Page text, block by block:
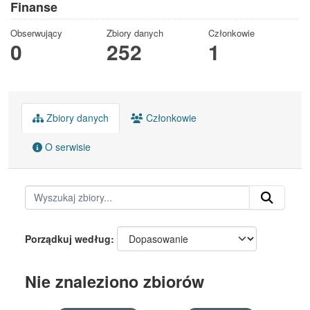
Finanse
Obserwujący
0
Zbiory danych
252
Członkowie
1
Zbiory danych Członkowie
O serwisie
Porządkuj według
Nie znaleziono zbiorów